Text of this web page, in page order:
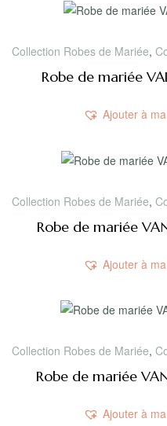
Collection Robes de Mariée,
Robe de mariée
Ajouter à
Collection Robes de Mariée,
Robe de mariée
Ajouter à
Collection Robes de Mariée,
Robe de mariée
Ajouter à